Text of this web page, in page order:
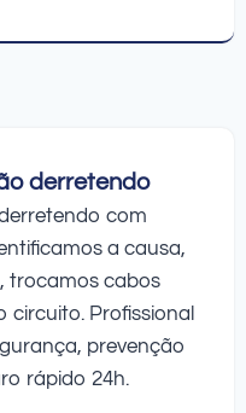
derretendo
com
a causa,
trocamos cabos
circuito. Profissional
prevenção
rápido 24h.